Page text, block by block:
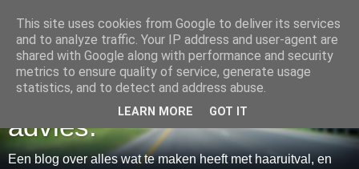
Haaruitval - een eerlijk
advies.
Een blog over alles wat te maken heeft met haaruitval, en
This site uses cookies from Google to deliver its services
and to analyze traffic. Your IP address and user-agent are
shared with Google along with performance and security
metrics to ensure quality of service, generate usage
statistics, and to detect and address abuse.
LEARN MORE GOT IT